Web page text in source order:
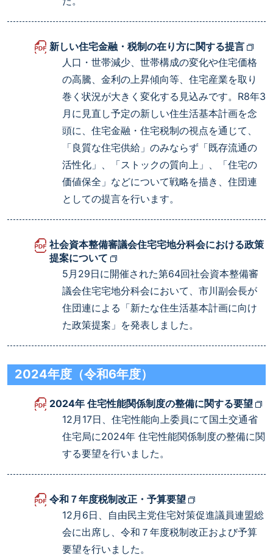
新しい住宅金融・税制の在り方に関する提言
人口・世帯減少、世帯構成の変化や住宅価格
の高騰、金利の上昇傾向等、住宅産業を取り
巻く状況が大きく変化する見込みです。R8年3
月に見直し予定の新しい住生活基本計画を念
頭に、住宅金融・住宅税制の視点を通じて、
「良質な住宅供給」のみならず「既存流通の
活性化」、「ストックの質向上」、「住宅の
価値保全」などについて戦略を描き、住団連
としての提言を行います。
社会資本整備審議会住宅宅地分科会における政策
提案について
5月29日に開催された第64回社会資本整備審
議会住宅宅地分科会において、市川副会長が
住団連による「新たな住生活基本計画に向け
た政策提案」を発表しました。
2024年度（令和6年度）
2024年 住宅性能関係制度の整備に関する要望
12月17日、住宅性能向上委員にて国土交通省
住宅局に2024年 住宅性能関係制度の整備に関
する要望を行いました。
令和７年度税制改正・予算要望
12月6日、自由民主党住宅対策促進議員連盟総
会に出席し、令和７年度税制改正および予算
要望を行いました。